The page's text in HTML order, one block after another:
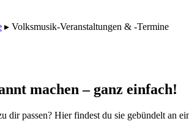
▸ Volksmusik-Veranstaltungen & -Termine
machen – ganz einfach!
passen? Hier findest du sie gebündelt an